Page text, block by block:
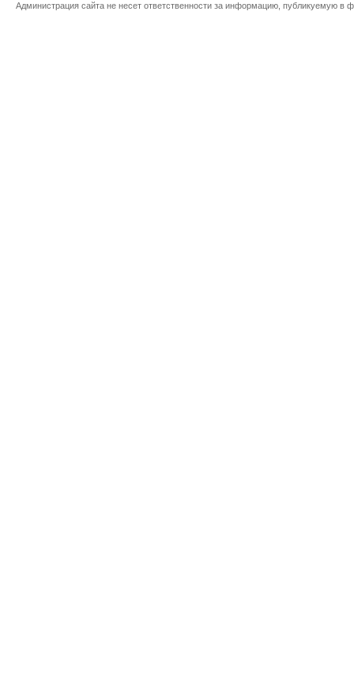
Администрация сайта не несет ответственности за информацию, публикуемую